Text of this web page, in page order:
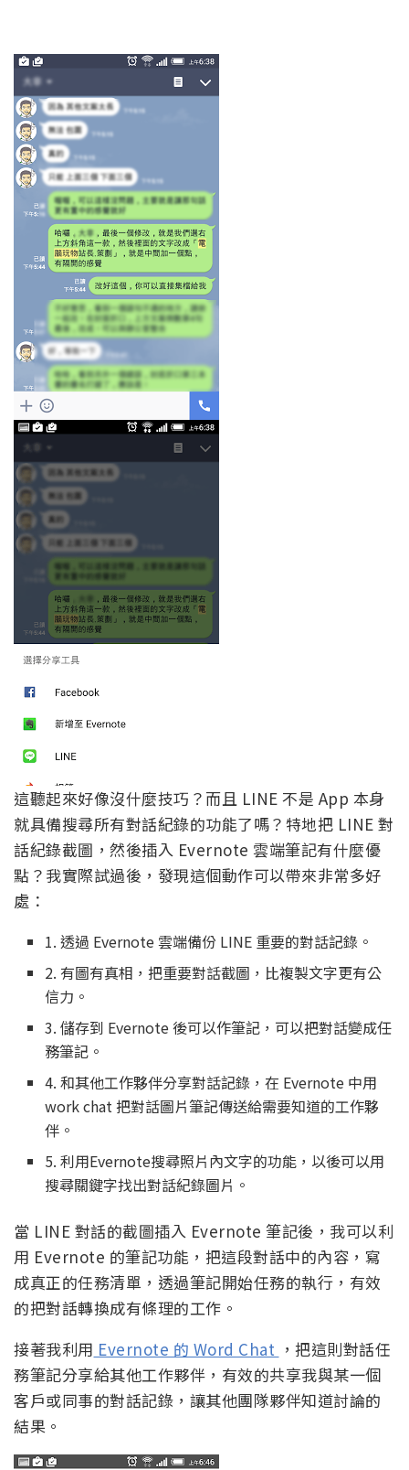
這聽起來好像沒什麼技巧？而且 LINE 不是 App 本身
就具備搜尋所有對話紀錄的功能了嗎？特地把 LINE 對
話紀錄截圖，然後插入 Evernote 雲端筆記有什麼優
點？我實際試過後，發現這個動作可以帶來非常多好
處：
1. 透過 Evernote 雲端備份 LINE 重要的對話記錄。
2. 有圖有真相，把重要對話截圖，比複製文字更有公
信力。
3. 儲存到 Evernote 後可以作筆記，可以把對話變成任
務筆記。
4. 和其他工作夥伴分享對話記錄，在 Evernote 中用
work chat 把對話圖片筆記傳送給需要知道的工作夥
伴。
5. 利用Evernote搜尋照片內文字的功能，以後可以用
搜尋關鍵字找出對話紀錄圖片。
當 LINE 對話的截圖插入 Evernote 筆記後，我可以利
用 Evernote 的筆記功能，把這段對話中的內容，寫
成真正的任務清單，透過筆記開始任務的執行，有效
的把對話轉換成有條理的工作。
接著我利用 Evernote 的 Word Chat ，把這則對話任
務筆記分享給其他工作夥伴，有效的共享我與某一個
客戶或同事的對話記錄，讓其他團隊夥伴知道討論的
結果。